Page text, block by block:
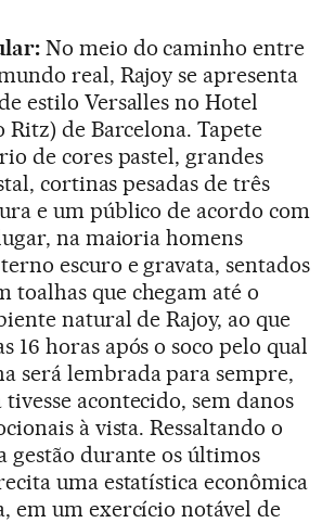
No meio do caminho entre
real, Rajoy se apresenta
estilo Versalles no Hotel
Ritz) de Barcelona. Tapete
de cores pastel, grandes
cortinas pesadas de três
e um público de acordo com
na maioria homens
escuro e gravata, sentados
toalhas que chegam até o
natural de Rajoy, ao que
16 horas após o soco pelo qual
será lembrada para sempre,
tivesse acontecido, sem danos
à vista. Ressaltando o
gestão durante os últimos
uma estatística econômica
em um exercício notável de